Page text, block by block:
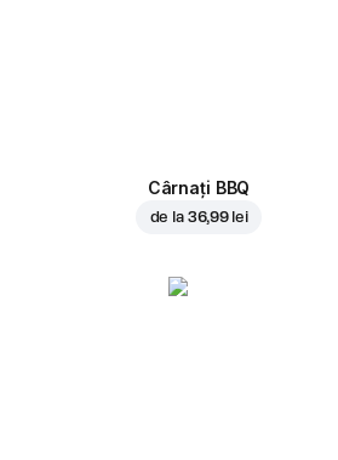
Cârnați BBQ
de la 36,99 lei